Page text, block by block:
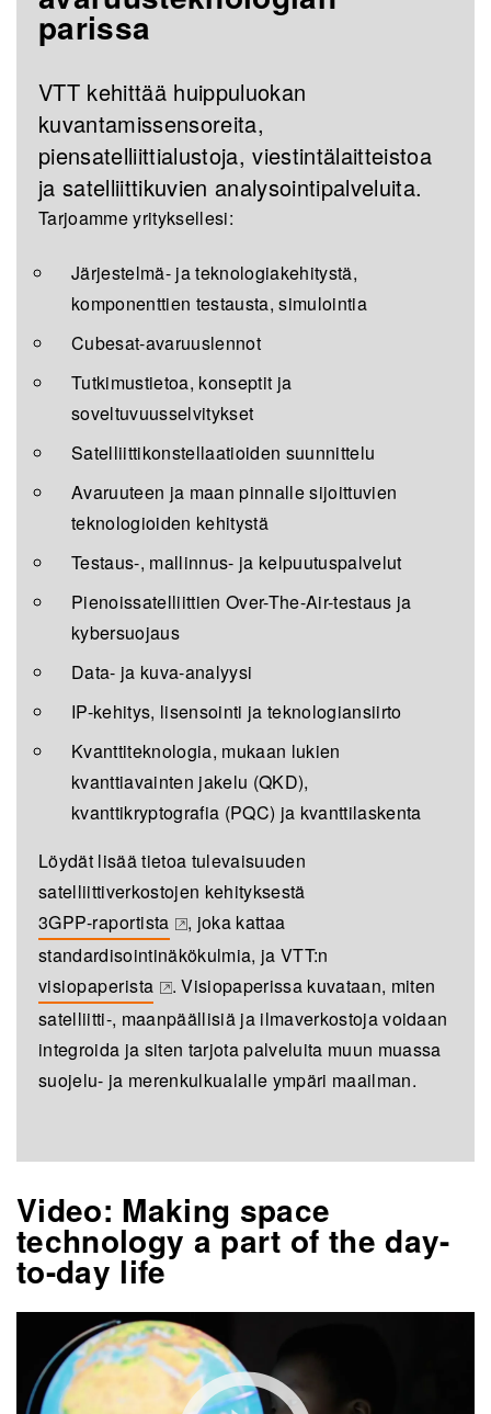
parissa
VTT kehittää huippuluokan
kuvantamissensoreita,
piensatelliittialustoja, viestintälaitteistoa
ja satelliittikuvien analysointipalveluita.
Tarjoamme yrityksellesi:
Järjestelmä- ja teknologiakehitystä,
komponenttien testausta, simulointia
Cubesat-avaruuslennot
Tutkimustietoa, konseptit ja
soveltuvuusselvitykset
Satelliittikonstellaatioiden suunnittelu
Avaruuteen ja maan pinnalle sijoittuvien
teknologioiden kehitystä
Testaus-, mallinnus- ja kelpuutuspalvelut
Pienoissatelliittien Over-The-Air-testaus ja
kybersuojaus
Data- ja kuva-analyysi
IP-kehitys, lisensointi ja teknologiansiirto
Kvanttiteknologia, mukaan lukien
kvanttiavainten jakelu (QKD),
kvanttikryptografia (PQC) ja kvanttilaskenta
Löydät lisää tietoa tulevaisuuden
satelliittiverkostojen kehityksestä
3GPP-raportista
(opens in a new tab)
, joka kattaa
standardisointinäkökulmia, ja VTT:n
visiopaperista
(opens in a new tab)
. Visiopaperissa kuvataan, miten
satelliitti-, maanpäällisiä ja ilmaverkostoja voidaan
integroida ja siten tarjota palveluita muun muassa
suojelu- ja merenkulkualalle ympäri maailman.
Video: Making space
technology a part of the day-
to-day life